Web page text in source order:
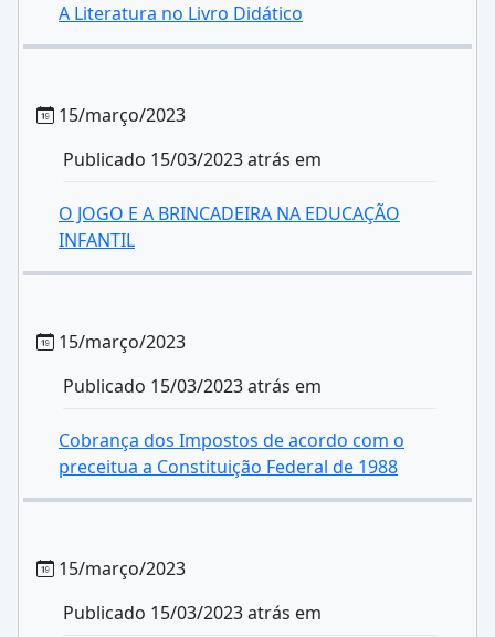
A Literatura no Livro Didático
15/março/2023
Publicado 15/03/2023 atrás em
O JOGO E A BRINCADEIRA NA EDUCAÇÃO
INFANTIL
15/março/2023
Publicado 15/03/2023 atrás em
Cobrança dos Impostos de acordo com o
preceitua a Constituição Federal de 1988
15/março/2023
Publicado 15/03/2023 atrás em